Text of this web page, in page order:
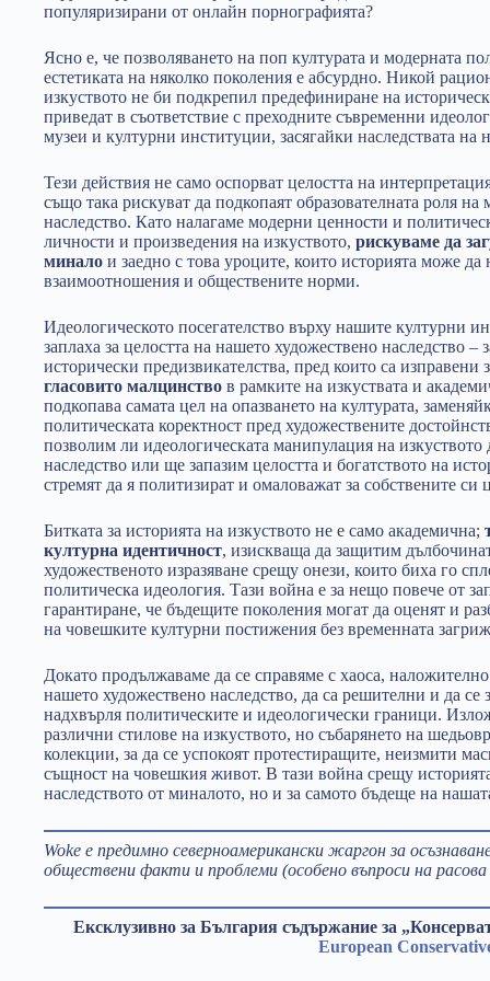
популяризирани от онлайн порнографията?
Ясно е, че позволяването на поп културата и модерната
естетиката на няколко поколения е абсурдно. Никой
изкуството не би подкрепил предефиниране на
приведат в съответствие с преходните съвременни
музеи и културни институции, засягайки наследствата
Тези действия не само оспорват целостта на
също така рискуват да подкопаят образователната роля на
наследство. Като налагаме модерни ценности и
личности и произведения на изкуството, рискуваме да
минало и заедно с това уроците, които историята може
взаимоотношения и обществените норми.
Идеологическото посегателство върху нашите културни
заплаха за целостта на нашето художествено наследство
исторически предизвикателства, пред които са изправени
гласовито малцинство в рамките на изкуствата и
подкопава самата цел на опазването на културата,
политическата коректност пред художествените
позволим ли идеологическата манипулация на
наследство или ще запазим целостта и богатството на
стремят да я политизират и омаловажат за собствените си
Битката за историята на изкуството не е само академична;
културна идентичност, изискваща да защитим
художественото изразяване срещу онези, които биха го
политическа идеология. Тази война е за нещо повече от
гарантиране, че бъдещите поколения могат да оценят и
на човешките културни постижения без временната
Докато продължаваме да се справяме с хаоса,
нашето художествено наследство, да са решителни и да се
надхвърля политическите и идеологически граници.
различни стилове на изкуството, но събарянето на
колекции, за да се успокоят протестиращите, неизмити
същност на човешкия живот. В тази война срещу
наследството от миналото, но и за самото бъдеще на
Woke е предимно северноамерикански жаргон за
обществени факти и проблеми (особено въпроси на
Ексклузивно за България съдържание за
European